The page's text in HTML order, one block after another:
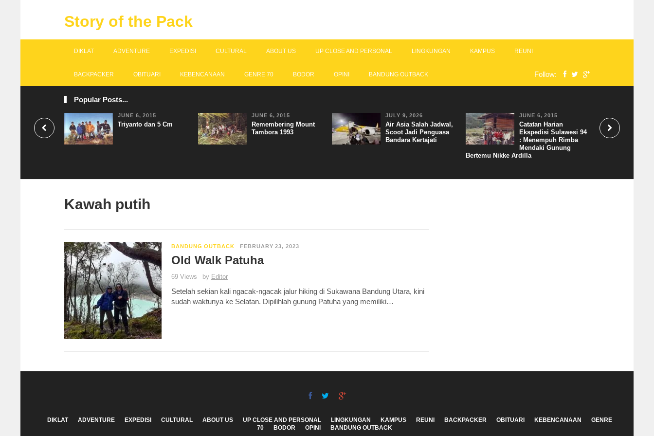
Story of the Pack
DIKLAT ADVENTURE EXPEDISI CULTURAL ABOUT US UP CLOSE AND PERSONAL LINGKUNGAN KAMPUS REUNI
BACKPACKER OBITUARI KEBENCANAAN GENRE 70 BODOR OPINI BANDUNG OUTBACK Follow:
Popular Posts...
JUNE 6, 2015
Triyanto dan 5 Cm
JUNE 6, 2015
Remembering Mount
Tambora 1993
JULY 9, 2026
Air Asia Salah Jadwal,
Scoot Jadi Penguasa
Bandara Kertajati
JUNE 6, 2015
Catatan Harian
Ekspedisi Sulawesi 94
: Menempuh Rimba
Mendaki Gunung
Bertemu Nikke Ardilla
Kawah putih
BANDUNG OUTBACK FEBRUARY 23, 2023
Old Walk Patuha
69 Views by Editor
Setelah sekian kali ngacak-ngacak jalur hiking di Sukawana Bandung Utara, kini
sudah waktunya ke Selatan. Dipilihlah gunung Patuha yang memiliki…
DIKLAT ADVENTURE EXPEDISI CULTURAL ABOUT US UP CLOSE AND PERSONAL LINGKUNGAN KAMPUS REUNI BACKPACKER OBITUARI KEBENCANAAN
GENRE
70
BODOR OPINI BANDUNG OUTBACK